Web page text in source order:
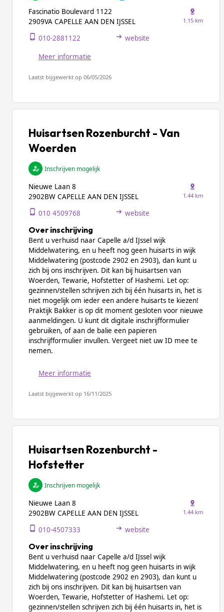
Fascinatio Boulevard 1122
2909VA CAPELLE AAN DEN IJSSEL
1.15 km
010-2881122 website
Meer informatie
Laatst bijgewerkt op 06/05/2026
Huisartsen Rozenburcht - Van
Woerden
Inschrijven mogelijk
Nieuwe Laan 8
2902BW CAPELLE AAN DEN IJSSEL
1.44 km
010 4509768 website
Over inschrijving
Bent u verhuisd naar Capelle a/d IJssel wijk
Middelwatering, en u heeft nog geen huisarts in wijk
Middelwatering (postcode 2902 en 2903), dan kunt u
zich bij ons inschrijven. Dit kan bij huisartsen van
Woerden, Tewarie, Hofstetter of Hashemi. Let op:
gezinnen/stellen schrijven zich bij één huisarts in, het is
niet mogelijk om ieder een andere huisarts te kiezen!
Praktijk Bakker is op dit moment gesloten voor nieuwe
aanmeldingen. U kunt dit digitale inschrijfformulier
gebruiken, of aan de balie een papieren
inschrijfformulier invullen. Vergeet niet uw ID mee te
nemen.
Meer informatie
Laatst bijgewerkt op 16/11/2025
Huisartsen Rozenburcht -
Hofstetter
Inschrijven mogelijk
Nieuwe Laan 8
2902BW CAPELLE AAN DEN IJSSEL
1.44 km
010-4507333 website
Over inschrijving
Bent u verhuisd naar Capelle a/d IJssel wijk
Middelwatering, en u heeft nog geen huisarts in wijk
Middelwatering (postcode 2902 en 2903), dan kunt u
zich bij ons inschrijven. Dit kan bij huisartsen van
Woerden, Tewarie, Hofstetter of Hashemi. Let op:
gezinnen/stellen schrijven zich bij één huisarts in, het is